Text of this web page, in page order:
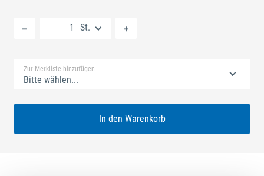
St.
Zur Merkliste hinzufügen
Bitte wählen...
In den Warenkorb